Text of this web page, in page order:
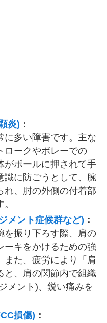
炎) ：
に多い障害です。主な
ロークやボレーでの
がボールに押されて手
識に防ごうとして、腕
れ、肘の外側の付着部
メント症候群など) ：
を振り下ろす際、肩の
ーキをかけるための強
また、疲労により「肩
と、肩の関節内で組織
メント)、鋭い痛みを
損傷) ：